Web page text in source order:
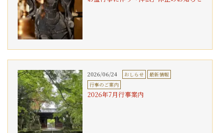
2026/06/24 おしらせ
最新情報
行事のご案内
2026年7月行事案内